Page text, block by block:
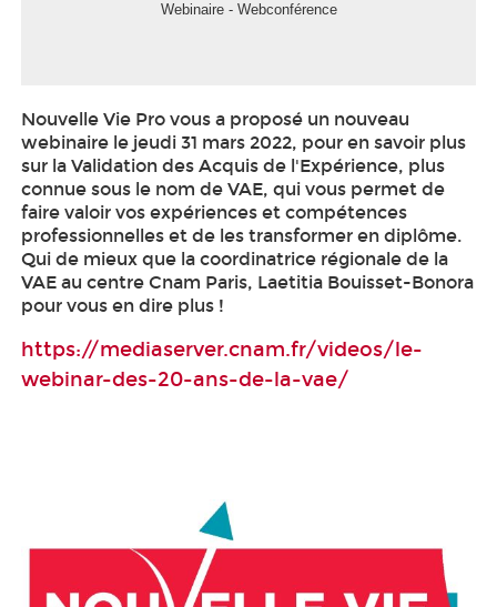
Webinaire - Webconférence
Nouvelle Vie Pro vous a proposé un nouveau
webinaire le jeudi 31 mars 2022, pour en savoir plus
sur la Validation des Acquis de l'Expérience, plus
connue sous le nom de VAE, qui vous permet de
faire valoir vos expériences et compétences
professionnelles et de les transformer en diplôme.
Qui de mieux que la coordinatrice régionale de la
VAE au centre Cnam Paris, Laetitia Bouisset-Bonora
pour vous en dire plus !
https://mediaserver.cnam.fr/videos/le-
webinar-des-20-ans-de-la-vae/